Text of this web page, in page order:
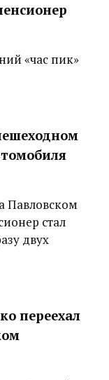
«час пик»
Павловском
стал
двух
переехал